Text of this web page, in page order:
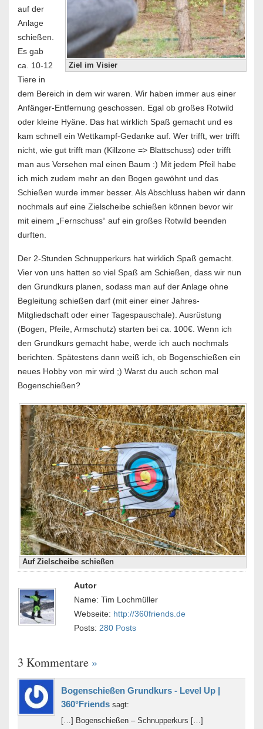
Ziel im Visier
auf der
Anlage
schießen.
Es gab
ca. 10-12
Tiere in
dem Bereich in dem wir waren. Wir haben immer aus einer
Anfänger-Entfernung geschossen. Egal ob großes Rotwild
oder kleine Hyäne. Das hat wirklich Spaß gemacht und es
kam schnell ein Wettkampf-Gedanke auf. Wer trifft, wer trifft
nicht, wie gut trifft man (Killzone => Blattschuss) oder trifft
man aus Versehen mal einen Baum :) Mit jedem Pfeil habe
ich mich zudem mehr an den Bogen gewöhnt und das
Schießen wurde immer besser. Als Abschluss haben wir dann
nochmals auf eine Zielscheibe schießen können bevor wir
mit einem „Fernschuss“ auf ein großes Rotwild beenden
durften.
Der 2-Stunden Schnupperkurs hat wirklich Spaß gemacht.
Vier von uns hatten so viel Spaß am Schießen, dass wir nun
den Grundkurs planen, sodass man auf der Anlage ohne
Begleitung schießen darf (mit einer einer Jahres-
Mitgliedschaft oder einer Tagespauschale). Ausrüstung
(Bogen, Pfeile, Armschutz) starten bei ca. 100€. Wenn ich
den Grundkurs gemacht habe, werde ich auch nochmals
berichten. Spätestens dann weiß ich, ob Bogenschießen ein
neues Hobby von mir wird ;) Warst du auch schon mal
Bogenschießen?
Auf Zielscheibe schießen
Autor
Name: Tim Lochmüller
Webseite: http://360friends.de
Posts: 280 Posts
3 Kommentare »
Bogenschießen Grundkurs - Level Up |
360°Friends sagt:
[…] Bogenschießen – Schnupperkurs […]